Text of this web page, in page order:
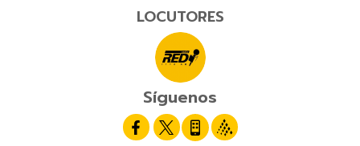
LOCUTORES
Síguenos